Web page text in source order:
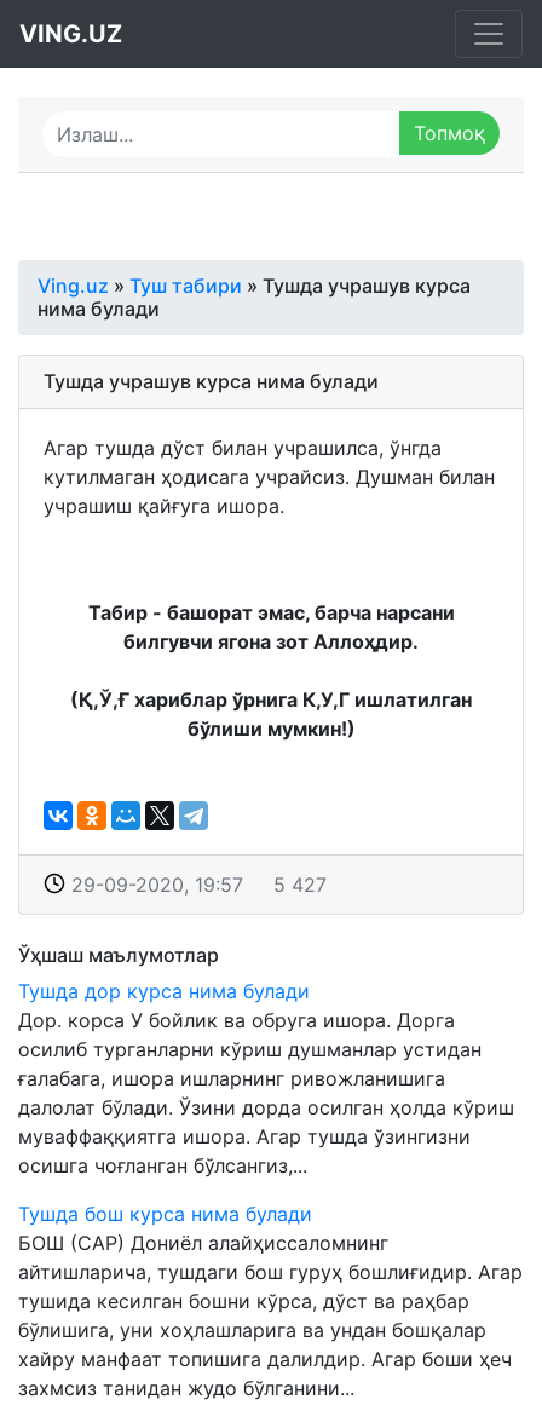
VING.UZ
Ving.uz » Туш табири » Тушда учрашув курса
нима булади
Тушда учрашув курса нима булади
Агар тушда дўст билан учрашилса, ўнгда
кутилмаган ҳодисага учрайсиз. Душман билан
учрашиш қайғуга ишора.
Табир - башорат эмас, барча нарсани
билгувчи ягона зот Аллоҳдир.
(Қ,Ў,Ғ хариблар ўрнига К,У,Г ишлатилган
бўлиши мумкин!)
29-09-2020, 19:57 5 427
Ўҳшаш маълумотлар
Тушда дор курса нима булади
Дор. корса У бойлик ва обруга ишора. Дорга
осилиб турганларни кўриш душманлар устидан
ғалабага, ишора ишларнинг ривожланишига
далолат бўлади. Ўзини дорда осилган ҳолда кўриш
муваффаққиятга ишора. Агар тушда ўзингизни
осишга чоғланган бўлсангиз,...
Тушда бош курса нима булади
БОШ (САР) Дониёл алайҳиссаломнинг
айтишларича, тушдаги бош гуруҳ бошлиғидир. Агар
тушида кесилган бошни кўрса, дўст ва раҳбар
бўлишига, уни хоҳлашларига ва ундан бошқалар
хайру манфаат топишига далилдир. Агар боши ҳеч
захмсиз танидан жудо бўлганини...